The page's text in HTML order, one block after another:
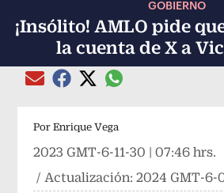
GOBIERNO
¡Insólito! AMLO pide
la cuenta de X a
Compartir el artículo actual
Compartir el artículo actual
Compartir el artículo
Compartir el artículo
Por Enrique Vega
2023 GMT-6-11-30 | 07:46 hrs.
/ Actualización:2024 GMT-6-